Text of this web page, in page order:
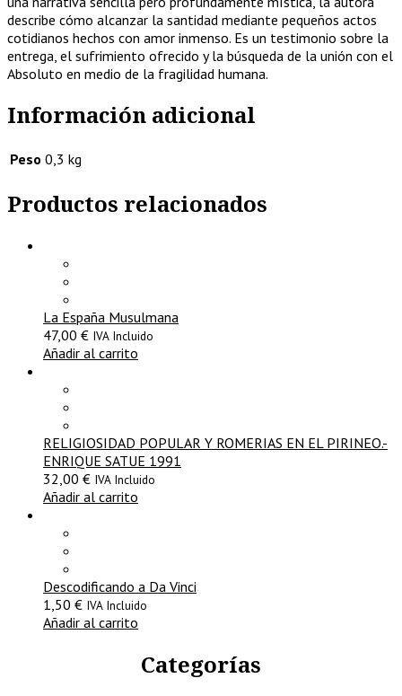
describe cómo alcanzar la santidad mediante pequeños actos
cotidianos hechos con amor inmenso. Es un testimonio sobre la
entrega, el sufrimiento ofrecido y la búsqueda de la unión con el
Absoluto en medio de la fragilidad humana.
Información adicional
Peso 0,3 kg
Productos relacionados
La España Musulmana
47,00 € IVA Incluido
Añadir al carrito
RELIGIOSIDAD POPULAR Y ROMERIAS EN EL PIRINEO.-
ENRIQUE SATUE 1991
32,00 € IVA Incluido
Añadir al carrito
Descodificando a Da Vinci
1,50 € IVA Incluido
Añadir al carrito
Categorías